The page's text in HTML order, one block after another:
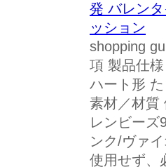
発 バレン
ッション
shopping
項 製品仕
ハート形
素材／材質
レンビーズ
ンク/ヴァ
使用せず、